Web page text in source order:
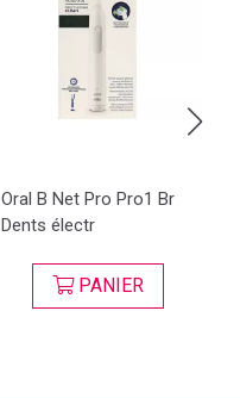
Oral B Net Pro Pro1 Br
Dents électr
PANIER